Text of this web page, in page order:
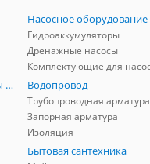
Насосное оборудование
Гидроаккумуляторы
Дренажные насосы
Полипропиленовые трубы и фитинги Водопровод
Трубопроводная арматура
Запорная арматура
Изоляция
Бытовая сантехника